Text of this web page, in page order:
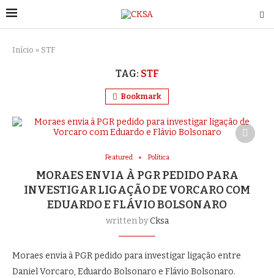
Início » STF
TAG: STF
Bookmark
Featured Política
MORAES ENVIA À PGR PEDIDO PARA
INVESTIGAR LIGAÇÃO DE VORCARO COM
EDUARDO E FLÁVIO BOLSONARO
written byCksa
Moraes envia à PGR pedido para investigar ligação entre
Daniel Vorcaro, Eduardo Bolsonaro e Flávio Bolsonaro.